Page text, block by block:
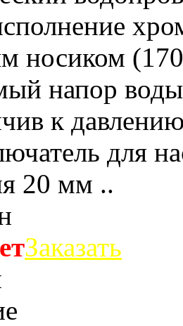
носиком
напор
к
для
20 мм ..
Заказать